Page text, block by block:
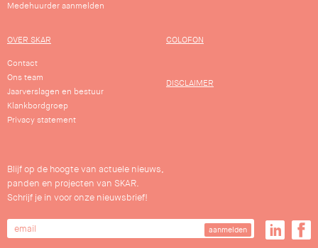
Medehuurder aanmelden
OVER SKAR
Contact
Ons team
Jaarverslagen en bestuur
Klankbordgroep
Privacy statement
COLOFON
DISCLAIMER
Blijf op de hoogte van actuele nieuws,
panden en projecten van SKAR.
Schrijf je in voor onze nieuwsbrief!